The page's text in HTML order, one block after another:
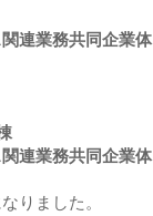
連業務共同企業体
連業務共同企業体
りました。